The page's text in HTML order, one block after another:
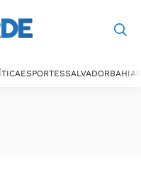
ESPORTESSALVADORBAHIA